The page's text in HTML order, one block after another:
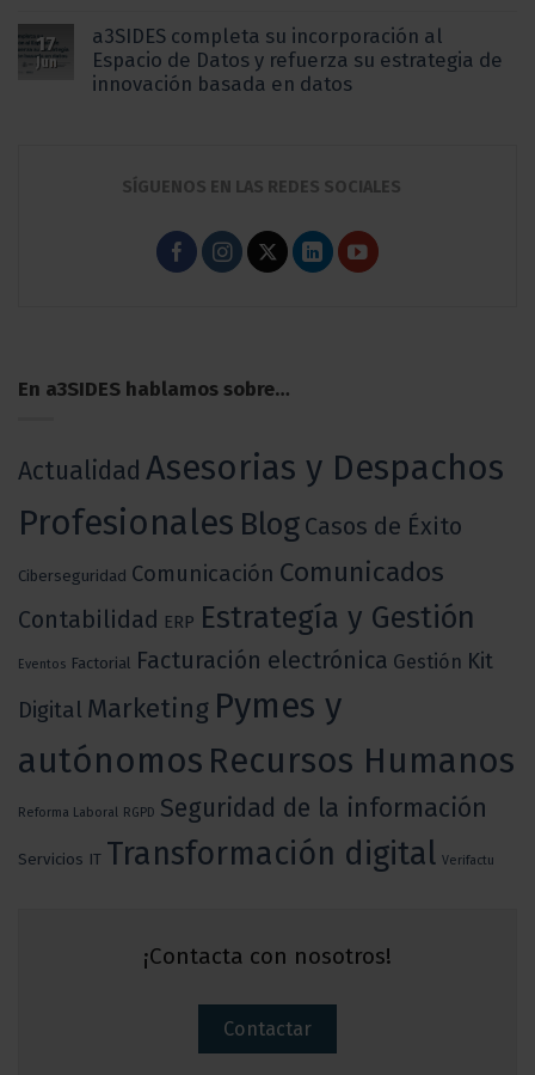
17
Jun
a3SIDES completa su incorporación al
Espacio de Datos y refuerza su estrategia de
innovación basada en datos
SÍGUENOS EN LAS REDES SOCIALES
En a3SIDES hablamos sobre…
Actualidad Asesorias y Despachos
Profesionales Blog Casos de Éxito
Ciberseguridad Comunicación Comunicados
Contabilidad ERP Estrategía y Gestión
Eventos Factorial Facturación electrónica Gestión Kit
Digital Marketing Pymes y
autónomos Recursos Humanos
Reforma Laboral RGPD Seguridad de la información
Servicios IT Transformación digital Verifactu
¡Contacta con nosotros!
Contactar